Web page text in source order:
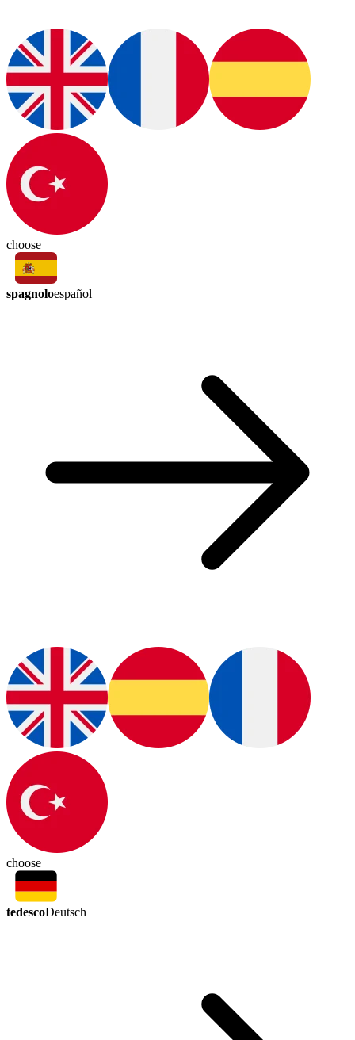
choose
spagnoloespañol
choose
tedescoDeutsch